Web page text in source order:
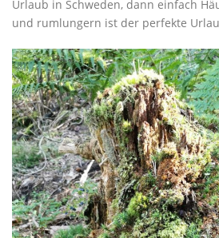
Urlaub in Schweden, dann einfach
und rumlungern ist der perfekte